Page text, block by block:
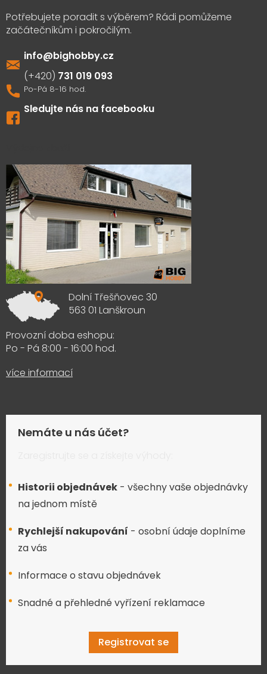
info@bighobby.cz
731 019 093
Sledujte nás na facebooku
Dolní Třešňovec 30
563 01 Lanškroun
Provozní doba eshopu:
Po - Pá 8:00 - 16:00 hod.
více informací
Nemáte u nás účet?
Historii objednávek - všechny vaše objednávky
na jednom místě
Rychlejší nakupování - osobní údaje doplníme
za vás
Informace o stavu objednávek
Snadné a přehledné vyřízení reklamace
Registrovat se